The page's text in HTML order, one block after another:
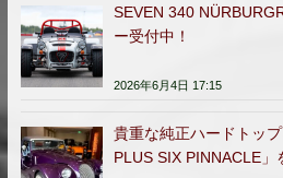
SEVEN 340
ー受付中！
2026年6月4日 17:15
貴重な純正ハードトッ
PLUS SIX PINNACLE